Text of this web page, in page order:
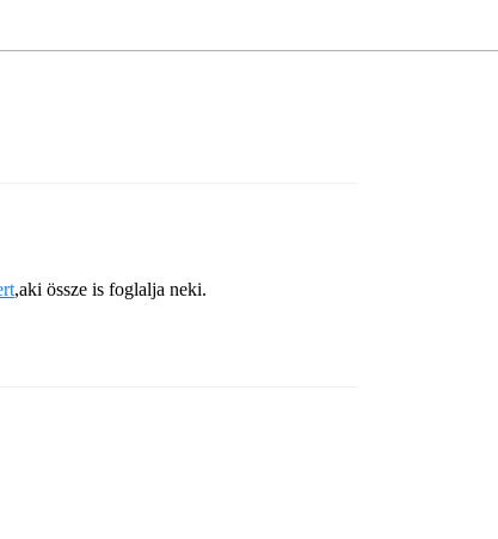
,aki össze is foglalja neki.